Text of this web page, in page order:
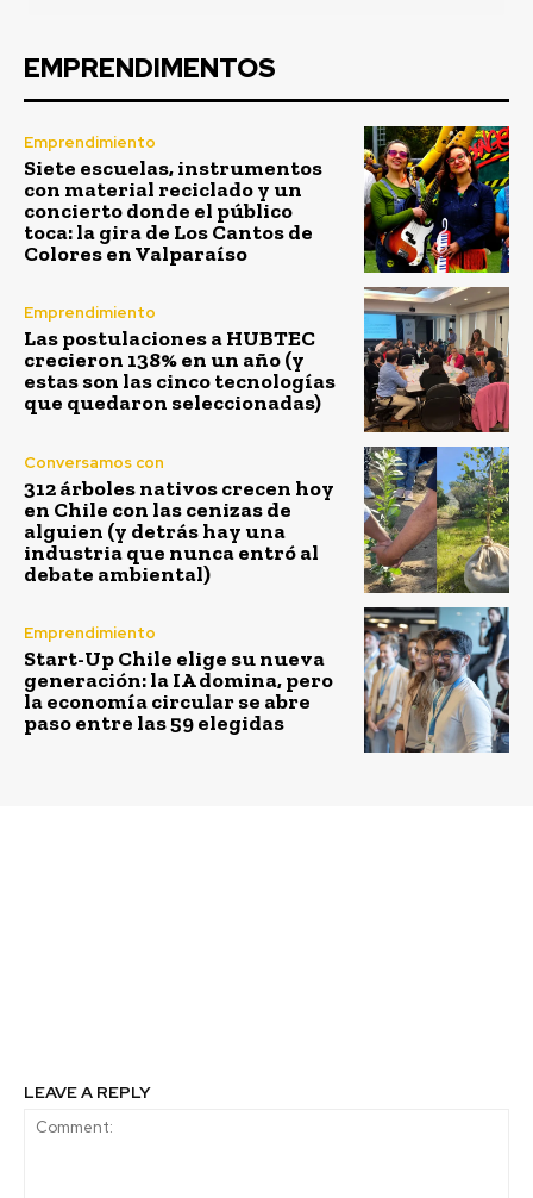
EMPRENDIMENTOS
Emprendimiento
Siete escuelas, instrumentos
con material reciclado y un
concierto donde el público
toca: la gira de Los Cantos de
Colores en Valparaíso
Emprendimiento
Las postulaciones a HUBTEC
crecieron 138% en un año (y
estas son las cinco tecnologías
que quedaron seleccionadas)
Conversamos con
312 árboles nativos crecen hoy
en Chile con las cenizas de
alguien (y detrás hay una
industria que nunca entró al
debate ambiental)
Emprendimiento
Start-Up Chile elige su nueva
generación: la IA domina, pero
la economía circular se abre
paso entre las 59 elegidas
LEAVE A REPLY